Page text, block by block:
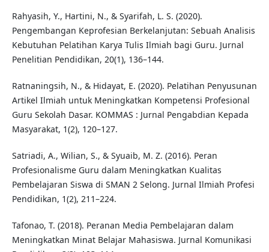
Rahyasih, Y., Hartini, N., & Syarifah, L. S. (2020).
Pengembangan Keprofesian Berkelanjutan: Sebuah Analisis
Kebutuhan Pelatihan Karya Tulis Ilmiah bagi Guru. Jurnal
Penelitian Pendidikan, 20(1), 136–144.
Ratnaningsih, N., & Hidayat, E. (2020). Pelatihan Penyusunan
Artikel Ilmiah untuk Meningkatkan Kompetensi Profesional
Guru Sekolah Dasar. KOMMAS : Jurnal Pengabdian Kepada
Masyarakat, 1(2), 120–127.
Satriadi, A., Wilian, S., & Syuaib, M. Z. (2016). Peran
Profesionalisme Guru dalam Meningkatkan Kualitas
Pembelajaran Siswa di SMAN 2 Selong. Jurnal Ilmiah Profesi
Pendidikan, 1(2), 211–224.
Tafonao, T. (2018). Peranan Media Pembelajaran dalam
Meningkatkan Minat Belajar Mahasiswa. Jurnal Komunikasi